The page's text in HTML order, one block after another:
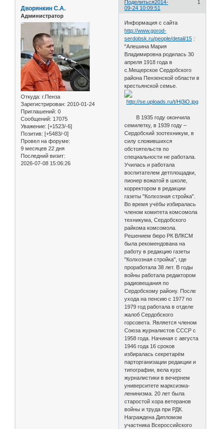
Поделиться 1
2014-
09-24 10:09:51
Дворянкин С.А.
Администратор
Откуда: г.Пенза
Зарегистрирован: 2010-01-24
Приглашений: 0
Сообщений: 17075
Уважение: [+1523/-6]
Позитив: [+5483/-0]
Провел на форуме:
9 месяцев 22 дня
Последний визит:
2026-07-08 15:06:26
Информация с сайта
http://www.gorod-
serdobsk.ru/people/detail/15 :
"Алешина Мария
Владимировна родилась 30
апреля 1918 года в
с.Мещерское Сердобского
района Пензенской области в
крестьянской семье.
В 1935 году окончила
семилетку, в 1939 году –
Сердобский зоотехникум, в
силу сложившихся
обстоятельств по
специальности не работала.
Училась и работала
воспитателем детплощадки,
пионер вожатой в школе,
корректором в редакции
газеты "Колхозная стройка".
Во время учёбы избиралась
членом комитета комсомола
техникума, Сердобского
райкома комсомола.
Решением бюро РК ВЛКСМ
была рекомендована на
работу в редакцию газеты
"Колхозная стройка", где
проработала 38 лет. В годы
войны работала редактором
радиовещания по
Сердобскому району. После
ухода на пенсию с 1977 по
1979 год работала в отделе
жалоб Сердобского
горсовета. Является членом
Союза журналистов СССР с
1958 года. Начиная с августа
1946 года 16 сроков
избиралась секретарём
парторганизации редакции и
типографии, вела курс
журналистики в вечернем
университете марксизма-
ленинизма. 20 лет была
старостой хора ветеранов
войны и труда при РДК.
Награждена Дипломом
участника Всероссийского